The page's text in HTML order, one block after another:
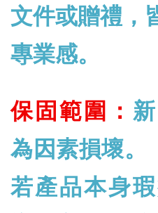
文件或贈禮，
專業感。
保固範圍：
為因素損壞。
若產品本身